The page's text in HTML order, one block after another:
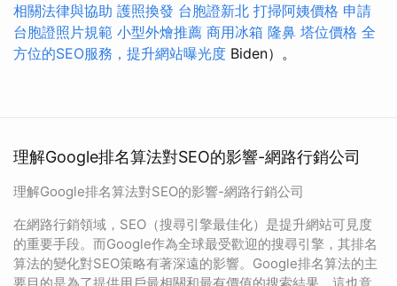
相關法律與協助 護照換發 台胞證新北 打掃阿姨價格 申請
台胞證照片規範 小型外燴推薦 商用冰箱 隆鼻 塔位價格 全
方位的SEO服務，提升網站曝光度 Biden）。
理解Google排名算法對SEO的影響-網路行銷公司
理解Google排名算法對SEO的影響-網路行銷公司
在網路行銷領域，SEO（搜尋引擎最佳化）是提升網站可見度
的重要手段。而Google作為全球最受歡迎的搜尋引擎，其排名
算法的變化對SEO策略有著深遠的影響。Google排名算法的主